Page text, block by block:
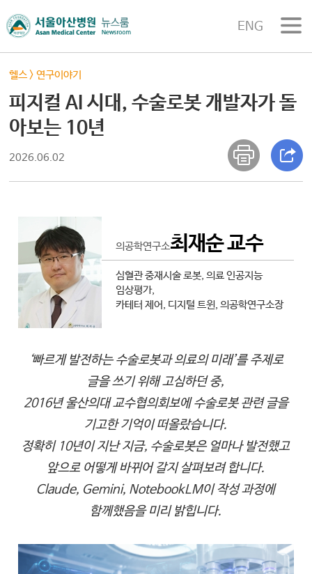
ENG
헬스 >연구이야기
피지컬 AI 시대, 수술로봇 개발자가 돌
아보는 10년
2026.06.02
의공학연구소최재순 교수
심혈관 중재시술 로봇, 의료 인공지능
임상평가,
카테터 제어, 디지털 트윈, 의공학연구소장
‘빠르게 발전하는 수술로봇과 의료의 미래’를 주제로
글을 쓰기 위해 고심하던 중,
2016년 울산의대 교수협의회보에 수술로봇 관련 글을
기고한 기억이 떠올랐습니다.
정확히 10년이 지난 지금, 수술로봇은 얼마나 발전했고
앞으로 어떻게 바뀌어 갈지 살펴보려 합니다.
Claude, Gemini, NotebookLM이 작성 과정에
함께했음을 미리 밝힙니다.